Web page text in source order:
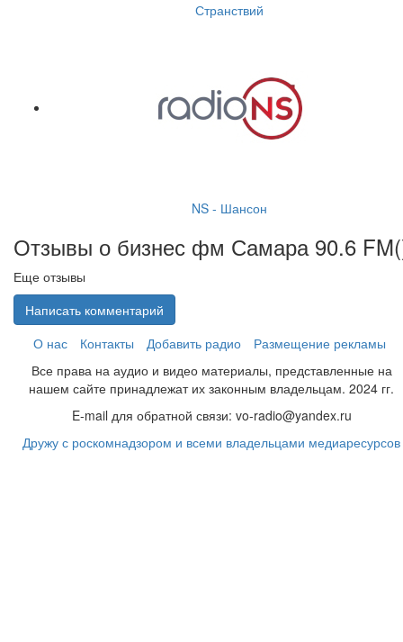
Странствий
NS - Шансон
Отзывы о бизнес фм Самара 90.6 FM(
Еще отзывы
Написать комментарий
О нас
Контакты Добавить радио
Размещение рекламы
Все права на аудио и видео материалы, представленные на
нашем сайте принадлежат их законным владельцам. 2024 гг.
E-mail для обратной связи: vo-radio@yandex.ru
Дружу с роскомнадзором и всеми владельцами медиаресурсов